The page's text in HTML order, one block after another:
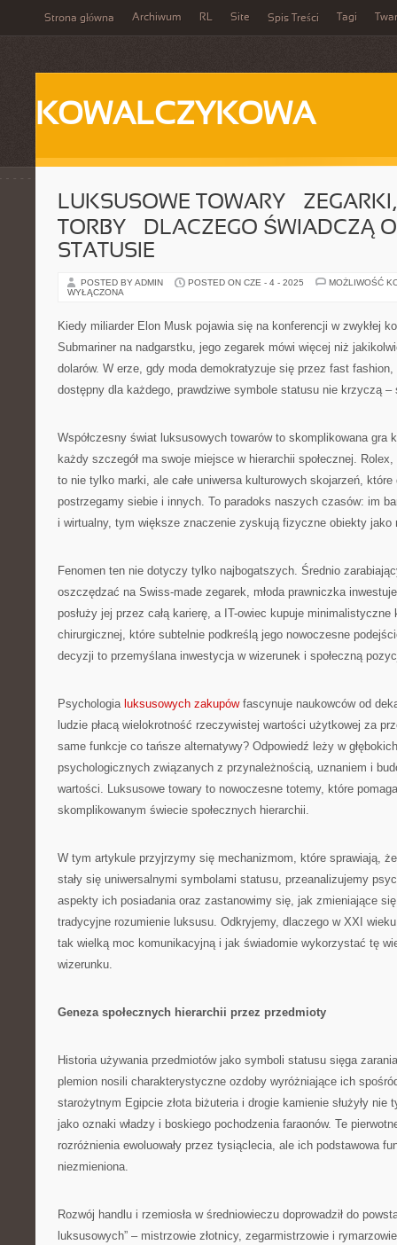
Strona główna Archiwum RL Site Spis Treści Tagi
KOWALCZYKOWA
LUKSUSOWE TOWARY –
TORBY – DLACZEGO ŚWIADCZĄ
STATUSIE
POSTED BY ADMIN POSTED ON CZE - 4 - 2025
MOŻLIWOŚĆ
WYŁĄCZONA
Kiedy miliarder Elon Musk pojawia się na konferencji w zwykłej
Submariner na nadgarstku, jego zegarek mówi więcej niż
dolarów. W erze, gdy moda demokratyzuje się przez fast
dostępny dla każdego, prawdziwe symbole statusu nie krzyczą
Współczesny świat luksusowych towarów to skomplikowana gra
każdy szczegół ma swoje miejsce w hierarchii społecznej.
to nie tylko marki, ale całe uniwersa kulturowych skojarzeń,
postrzegamy siebie i innych. To paradoks naszych czasów: im
i wirtualny, tym większe znaczenie zyskują fizyczne obiekty jako
Fenomen ten nie dotyczy tylko najbogatszych. Średnio
oszczędzać na Swiss-made zegarek, młoda prawniczka
posłuży jej przez całą karierę, a IT-owiec kupuje
chirurgicznej, które subtelnie podkreślą jego nowoczesne
decyzji to przemyślana inwestycja w wizerunek i społeczną
Psychologia luksusowych zakupówfascynuje naukowców od
ludzie płacą wielokrotność rzeczywistej wartości użytkowej za
same funkcje co tańsze alternatywy? Odpowiedź leży w
psychologicznych związanych z przynależnością, uznaniem i
wartości. Luksusowe towary to nowoczesne totemy, które
skomplikowanym świecie społecznych hierarchii.
W tym artykule przyjrzymy się mechanizmom, które sprawiają,
stały się uniwersalnymi symbolami statusu, przeanalizujemy
aspekty ich posiadania oraz zastanowimy się, jak zmieniające się
tradycyjne rozumienie luksusu. Odkryjemy, dlaczego w XXI
tak wielką moc komunikacyjną i jak świadomie wykorzystać tę
wizerunku.
Geneza społecznych hierarchii przez przedmioty
Historia używania przedmiotów jako symboli statusu sięga
plemion nosili charakterystyczne ozdoby wyróżniające ich
starożytnym Egipcie złota biżuteria i drogie kamienie służyły nie
jako oznaki władzy i boskiego pochodzenia faraonów. Te
rozróżnienia ewoluowały przez tysiąclecia, ale ich podstawowa
niezmieniona.
Rozwój handlu i rzemiosła w średniowieczu doprowadził do
luksusowych” – mistrzowie złotnicy, zegarmistrzowie i